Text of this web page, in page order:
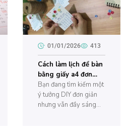
01/01/2026 413
Cách làm lịch để bàn
bằng giấy a4 đơn
giản tại nhà?
Bạn đang tìm kiếm một
ý tưởng DIY đơn giản
nhưng vẫn đầy sáng